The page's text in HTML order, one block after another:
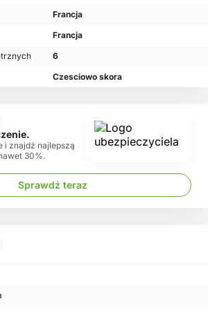
Francja
Francja
6
Czesciowo skora
i znajdź najlepszą
30%.
Sprawdź teraz